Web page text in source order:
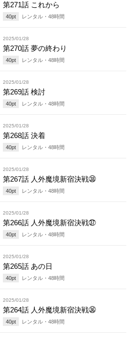
第271話 これから
40pt レンタル・ 48時間
2025/01/28
第270話 夢の終わり
40pt レンタル・ 48時間
2025/01/28
第269話 検討
40pt レンタル・ 48時間
2025/01/28
第268話 決着
40pt レンタル・ 48時間
2025/01/28
第267話 人外魔境新宿決戦㊳
40pt レンタル・ 48時間
2025/01/28
第266話 人外魔境新宿決戦㊲
40pt レンタル・ 48時間
2025/01/28
第265話 あの日
40pt レンタル・ 48時間
2025/01/28
第264話 人外魔境新宿決戦㊱
40pt レンタル・ 48時間